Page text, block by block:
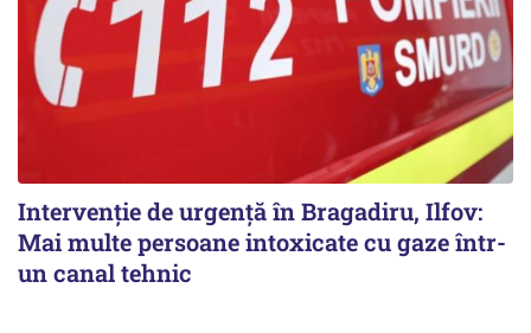
Intervenție de urgență în Bragadiru, Ilfov:
Mai multe persoane intoxicate cu gaze într-
un canal tehnic